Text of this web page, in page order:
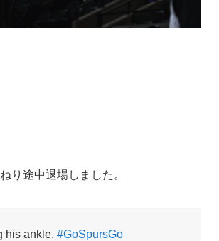
り途中退場しました。
his ankle. #GoSpursGo